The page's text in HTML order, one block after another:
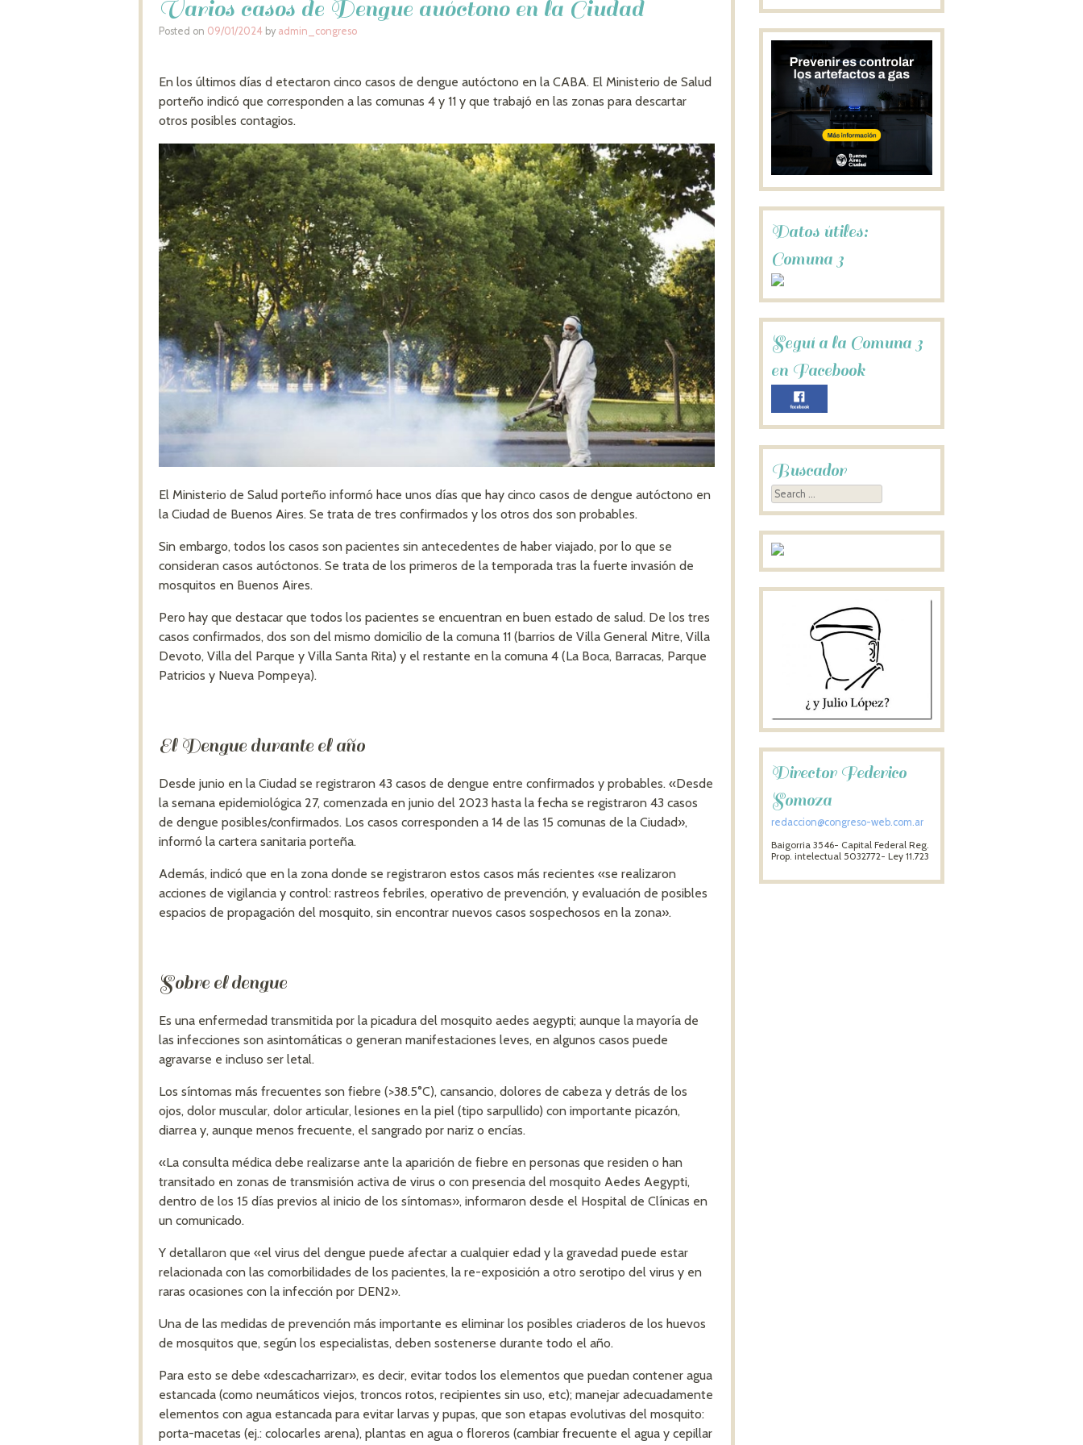
Varios casos de Dengue auóctono en la Ciudad
Posted on 09/01/2024 by admin_congreso
En los últimos días d etectaron cinco casos de dengue autóctono en la CABA. El Ministerio de Salud
porteño indicó que corresponden a las comunas 4 y 11 y que trabajó en las zonas para descartar
otros posibles contagios.
El Ministerio de Salud porteño informó hace unos días que hay cinco casos de dengue autóctono en
la Ciudad de Buenos Aires. Se trata de tres confirmados y los otros dos son probables.
Sin embargo, todos los casos son pacientes sin antecedentes de haber viajado, por lo que se
consideran casos autóctonos. Se trata de los primeros de la temporada tras la fuerte invasión de
mosquitos en Buenos Aires.
Pero hay que destacar que todos los pacientes se encuentran en buen estado de salud. De los tres
casos confirmados, dos son del mismo domicilio de la comuna 11 (barrios de Villa General Mitre, Villa
Devoto, Villa del Parque y Villa Santa Rita) y el restante en la comuna 4 (La Boca, Barracas, Parque
Patricios y Nueva Pompeya).
El Dengue durante el año
Desde junio en la Ciudad se registraron 43 casos de dengue entre confirmados y probables. «Desde
la semana epidemiológica 27, comenzada en junio del 2023 hasta la fecha se registraron 43 casos
de dengue posibles/confirmados. Los casos corresponden a 14 de las 15 comunas de la Ciudad»,
informó la cartera sanitaria porteña.
Además, indicó que en la zona donde se registraron estos casos más recientes «se realizaron
acciones de vigilancia y control: rastreos febriles, operativo de prevención, y evaluación de posibles
espacios de propagación del mosquito, sin encontrar nuevos casos sospechosos en la zona».
Sobre el dengue
Es una enfermedad transmitida por la picadura del mosquito aedes aegypti; aunque la mayoría de
las infecciones son asintomáticas o generan manifestaciones leves, en algunos casos puede
agravarse e incluso ser letal.
Los síntomas más frecuentes son fiebre (>38.5°C), cansancio, dolores de cabeza y detrás de los
ojos, dolor muscular, dolor articular, lesiones en la piel (tipo sarpullido) con importante picazón,
diarrea y, aunque menos frecuente, el sangrado por nariz o encías.
«La consulta médica debe realizarse ante la aparición de fiebre en personas que residen o han
transitado en zonas de transmisión activa de virus o con presencia del mosquito Aedes Aegypti,
dentro de los 15 días previos al inicio de los síntomas», informaron desde el Hospital de Clínicas en
un comunicado.
Y detallaron que «el virus del dengue puede afectar a cualquier edad y la gravedad puede estar
relacionada con las comorbilidades de los pacientes, la re-exposición a otro serotipo del virus y en
raras ocasiones con la infección por DEN2».
Una de las medidas de prevención más importante es eliminar los posibles criaderos de los huevos
de mosquitos que, según los especialistas, deben sostenerse durante todo el año.
Para esto se debe «descacharrizar», es decir, evitar todos los elementos que puedan contener agua
estancada (como neumáticos viejos, troncos rotos, recipientes sin uso, etc); manejar adecuadamente
elementos con agua estancada para evitar larvas y pupas, que son etapas evolutivas del mosquito:
porta-macetas (ej.: colocarles arena), plantas en agua o floreros (cambiar frecuente el agua y cepillar
Datos útiles:
Comuna 3
Seguí a la Comuna 3
en Facebook
Buscador
Search
Director Federico
Somoza
redaccion@congreso-web.com.ar
Baigorria 3546- Capital Federal Reg.
Prop. intelectual 5032772- Ley 11.723